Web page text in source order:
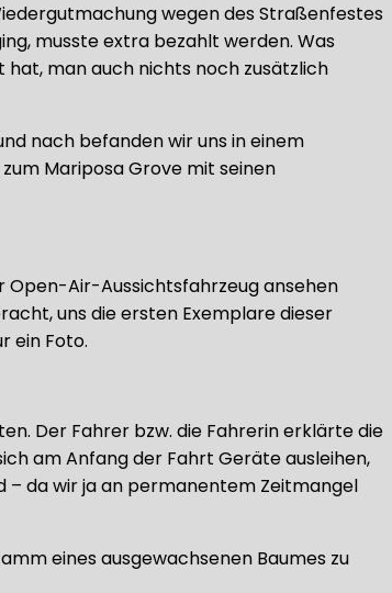
wegen des Straßenfestes
musste extra bezahlt werden. Was
man auch nichts noch zusätzlich
nach befanden wir uns in einem
Mariposa Grove mit seinen
Open-Air-Aussichtsfahrzeug ansehen
uns die ersten Exemplare dieser
ein Foto.
Der Fahrer bzw. die Fahrerin erklärte die
am Anfang der Fahrt Geräte ausleihen,
– da wir ja an permanentem Zeitmangel
eines ausgewachsenen Baumes zu